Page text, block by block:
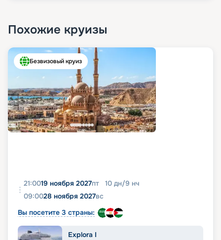
Похожие круизы
Безвизовый круиз
21:0019 ноября 2027пт 10 дн/9 нч
09:0028 ноября 2027вс
Вы посетите 3 страны:
Explora I